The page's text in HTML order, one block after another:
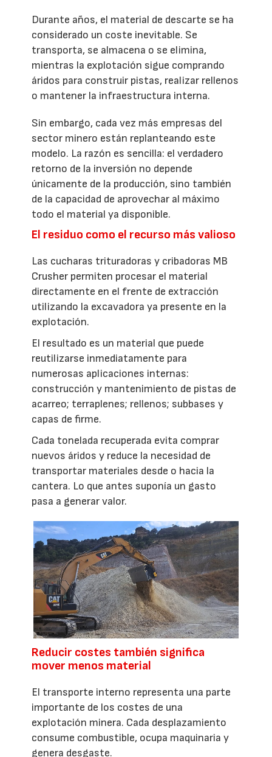
Durante años, el material de descarte se ha
considerado un coste inevitable. Se
transporta, se almacena o se elimina,
mientras la explotación sigue comprando
áridos para construir pistas, realizar rellenos
o mantener la infraestructura interna.
Sin embargo, cada vez más empresas del
sector minero están replanteando este
modelo. La razón es sencilla: el verdadero
retorno de la inversión no depende
únicamente de la producción, sino también
de la capacidad de aprovechar al máximo
todo el material ya disponible.
El residuo como el recurso más valioso
Las cucharas trituradoras y cribadoras MB
Crusher permiten procesar el material
directamente en el frente de extracción
utilizando la excavadora ya presente en la
explotación.
El resultado es un material que puede
reutilizarse inmediatamente para
numerosas aplicaciones internas:
construcción y mantenimiento de pistas de
acarreo; terraplenes; rellenos; subbases y
capas de firme.
Cada tonelada recuperada evita comprar
nuevos áridos y reduce la necesidad de
transportar materiales desde o hacia la
cantera. Lo que antes suponía un gasto
pasa a generar valor.
Reducir costes también significa
mover menos material
El transporte interno representa una parte
importante de los costes de una
explotación minera. Cada desplazamiento
consume combustible, ocupa maquinaria y
genera desgaste.